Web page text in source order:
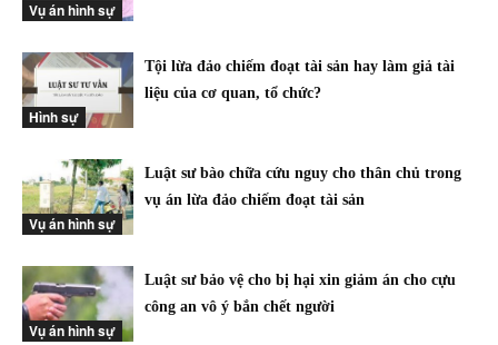
Vụ án hình sự
Hình sự
Tội lừa đảo chiếm đoạt tài sản hay làm giả tài
liệu của cơ quan, tổ chức?
Vụ án hình sự
Luật sư bào chữa cứu nguy cho thân chủ trong
vụ án lừa đảo chiếm đoạt tài sản
Vụ án hình sự
Luật sư bảo vệ cho bị hại xin giảm án cho cựu
công an vô ý bắn chết người